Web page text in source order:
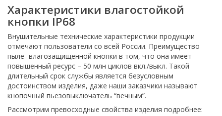
Характеристики влагостойкой
кнопки IP68
Внушительные технические характеристики продукции
отмечают пользователи со всей России. Преимущество
пыле- влагозащищенной кнопки в том, что она имеет
повышенный ресурс – 50 млн циклов вкл./выкл. Такой
длительный срок службы является безусловным
достоинством изделия, даже наши заказчики называют
кнопочный пьезовыключатель “вечным”.
Рассмотрим превосходные свойства изделия подробнее: